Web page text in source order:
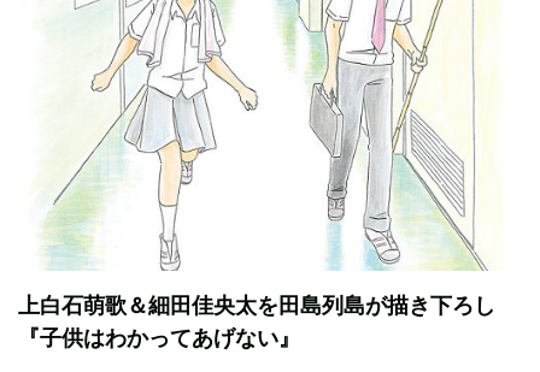
上白石萌歌＆細田佳央太を田島列島が描き下ろし
『子供はわかってあげない』